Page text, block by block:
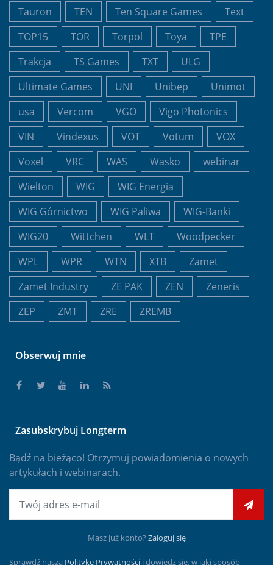
Tauron
TEN Ten Square Games
Text
TOP15
TOR Torpol Toya
TPE
Trakcja
TS Games TXT
ULG
Ultimate Games
UNI Unibep
Unimot
usa
Vercom VGO
Vigo Photonics
VIN
Vindexus VOT Votum
VOX
Voxel
VRC WAS Wasko
webinar
Wielton
WIG
WIG Energia
WIG Górnictwo
WIG Paliwa
WIG-Banki
WIG20
Wittchen WLT
Woodpecker
WPL
WPR WTN XTB
Zamet
Zamet Industry
ZE PAK ZEN
Zeneris
ZEP
ZMT ZRE ZREMB
Obserwuj mnie
Zasubskrybuj Longterm
Bądź na bieżąco! Otrzymuj powiadomienia o nowych
artykułach i webinarach.
Masz już konto? Zaloguj się
Sprawdź naszą Politykę Prywatności i dowiedz się, w jaki sposób